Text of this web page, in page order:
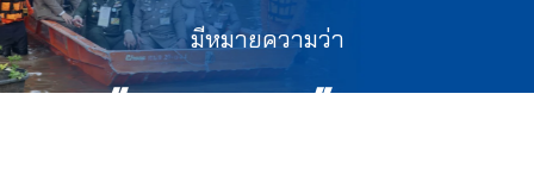
มีหมายความว่า
“พระราชา” และ